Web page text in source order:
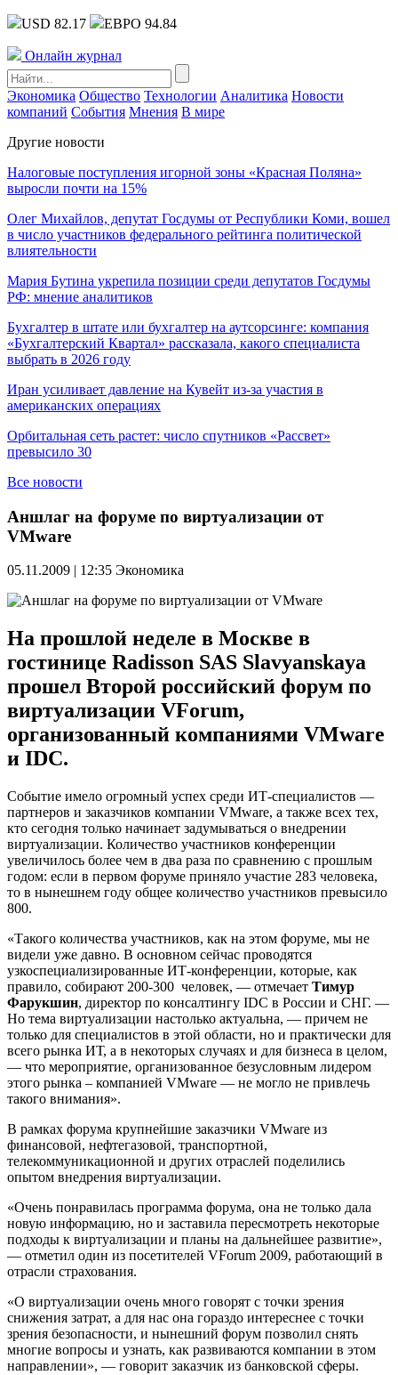
USD 82.17 ЕВРО 94.84
Онлайн журнал
Экономика Общество Технологии Аналитика Новости
компаний События Мнения В мире
Другие новости
Налоговые поступления игорной зоны «Красная Поляна»
выросли почти на 15%
Олег Михайлов, депутат Госдумы от Республики Коми, вошел
в число участников федерального рейтинга политической
влиятельности
Мария Бутина укрепила позиции среди депутатов Госдумы
РФ: мнение аналитиков
Бухгалтер в штате или бухгалтер на аутсорсинге: компания
«Бухгалтерский Квартал» рассказала, какого специалиста
выбрать в 2026 году
Иран усиливает давление на Кувейт из-за участия в
американских операциях
Орбитальная сеть растет: число спутников «Рассвет»
превысило 30
Все новости
Аншлаг на форуме по виртуализации от
VMware
05.11.2009 | 12:35 Экономика
На прошлой неделе в Москве в
гостинице Radisson SAS Slavyanskaya
прошел Второй российский форум по
виртуализации VForum,
организованный компаниями VMware
и IDC.
Событие имело огромный успех среди ИТ-специалистов —
партнеров и заказчиков компании VMware, а также всех тех,
кто сегодня только начинает задумываться о внедрении
виртуализации. Количество участников конференции
увеличилось более чем в два раза по сравнению с прошлым
годом: если в первом форуме приняло участие 283 человека,
то в нынешнем году общее количество участников превысило
800.
«Такого количества участников, как на этом форуме, мы не
видели уже давно. В основном сейчас проводятся
узкоспециализированные ИТ-конференции, которые, как
правило, собирают 200-300 человек, — отмечает Тимур
Фарукшин, директор по консалтингу IDC в России и СНГ. —
Но тема виртуализации настолько актуальна, — причем не
только для специалистов в этой области, но и практически для
всего рынка ИТ, а в некоторых случаях и для бизнеса в целом,
— что мероприятие, организованное безусловным лидером
этого рынка – компанией VMware — не могло не привлечь
такого внимания».
В рамках форума крупнейшие заказчики VMware из
финансовой, нефтегазовой, транспортной,
телекоммуникационной и других отраслей поделились
опытом внедрения виртуализации.
«Очень понравилась программа форума, она не только дала
новую информацию, но и заставила пересмотреть некоторые
подходы к виртуализации и планы на дальнейшее развитие»,
— отметил один из посетителей VForum 2009, работающий в
отрасли страхования.
«О виртуализации очень много говорят с точки зрения
снижения затрат, а для нас она гораздо интереснее с точки
зрения безопасности, и нынешний форум позволил снять
многие вопросы и узнать, как развиваются компании в этом
направлении», — говорит заказчик из банковской сферы.